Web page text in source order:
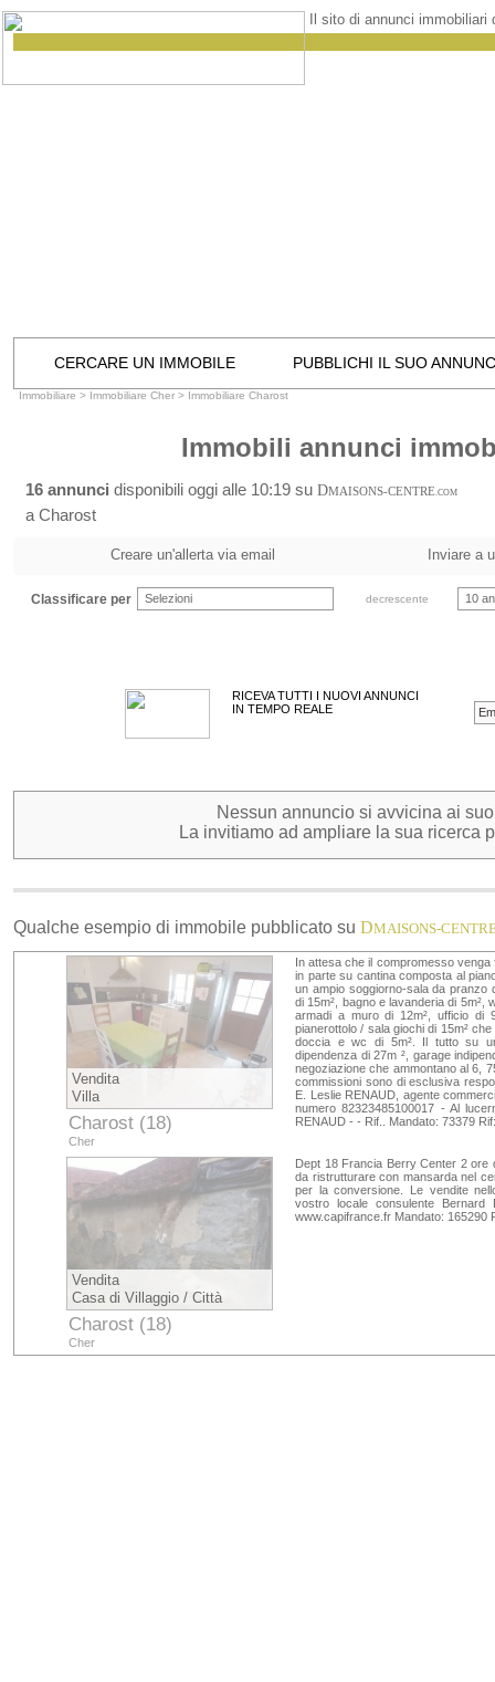
Il sito di annunci immobiliari
CERCARE UN IMMOBILE PUBBLICHI IL SUO
Immobiliare > Immobiliare Cher > Immobiliare Charost
Immobili annunci
16 annunci disponibili oggi alle 10:19 su DMAISONS-CENTRE.COM
a Charost
Creare un'allerta via email Inviare a
Classificare per Selezioni decrescente 10
RICEVA TUTTI I NUOVI ANNUNCI
IN TEMPO REALE
Nessun annuncio si avvicina ai
La invitiamo ad ampliare la sua ricerca
Qualche esempio di immobile pubblicato su DMAISONS-
Vendita
Villa
Charost (18)
Cher
In attesa che il compromesso venga
in parte su cantina composta al
un ampio soggiorno-sala da pranzo
di 15m², bagno e lavanderia di 5m²,
armadi a muro di 12m², ufficio di
pianerottolo / sala giochi di 15m²
doccia e wc di 5m². Il tutto su
dipendenza di 27m ², garage
negoziazione che ammontano al 6,
commissioni sono di esclusiva
E. Leslie RENAUD, agente
numero 82323485100017 - Al
RENAUD - - Rif.. Mandato: 73379
Vendita
Casa di Villaggio / Città
Charost (18)
Cher
Dept 18 Francia Berry Center 2 ore
da ristrutturare con mansarda nel
per la conversione. Le vendite
vostro locale consulente
www.capifrance.fr Mandato: 165290